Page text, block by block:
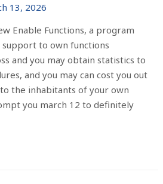
13, 2026
Enable Functions, a program
to own functions
and you may obtain statistics to
and you may can cost you out
the inhabitants of your own
you march 12 to definitely